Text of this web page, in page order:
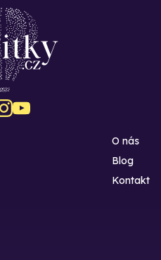
O nás
Blog
Kontakt